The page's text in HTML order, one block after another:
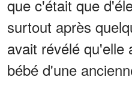
que c'était que
surtout après
avait révélé qu'elle
bébé d'une